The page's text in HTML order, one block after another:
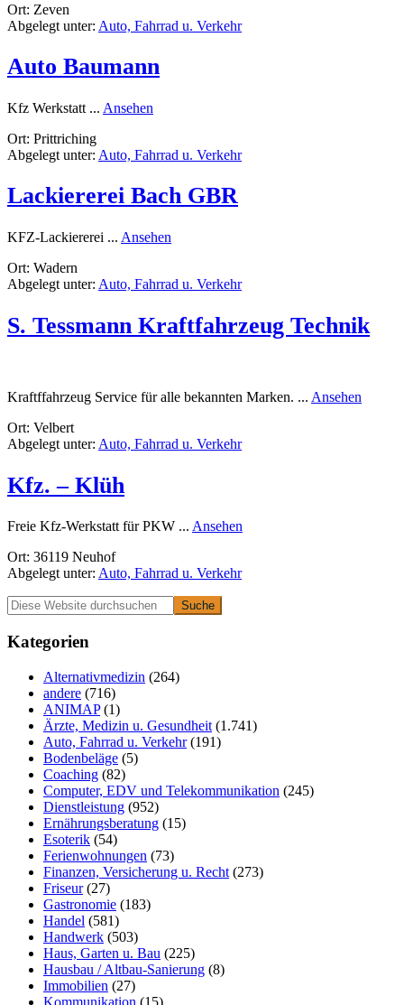
Autoservice
Ort: Zeven
Abgelegt unter: Auto, Fahrrad u. Verkehr
Auto Baumann
Kfz Werkstatt ... Ansehen
Ort: Prittriching
Abgelegt unter: Auto, Fahrrad u. Verkehr
Lackiererei Bach GBR
KFZ-Lackiererei ... Ansehen
GBR
Ort: Wadern
Abgelegt unter: Auto, Fahrrad u. Verkehr
S. Tessmann Kraftfahrzeug Technik
Kraftffahrzeug Service für alle bekannten Marken. ... Ansehen
Ort: Velbert
Abgelegt unter: Auto, Fahrrad u. Verkehr
Kfz. – Klüh
Freie Kfz-Werkstatt für PKW ... Ansehen
Klüh
Ort: 36119 Neuhof
Abgelegt unter: Auto, Fahrrad u. Verkehr
Primäre
Seitenleiste
Diese
Website
durchsuchen
Kategorien
Alternativmedizin (264)
andere (716)
ANIMAP(1)
Ärzte, Medizin u. Gesundheit (1.741)
Auto, Fahrrad u. Verkehr(191)
Bodenbeläge (5)
Coaching (82)
Computer, EDV und Telekommunikation (245)
Dienstleistung (952)
Ernährungsberatung (15)
Esoterik (54)
Ferienwohnungen (73)
Finanzen, Versicherung u. Recht (273)
Friseur(27)
Gastronomie (183)
Handel (581)
Handwerk (503)
Haus, Garten u. Bau (225)
Hausbau / Altbau-Sanierung (8)
Immobilien (27)
Kommunikation (15)